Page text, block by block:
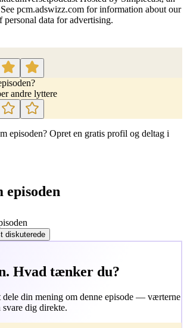
pcm.adswizz.com for information about our
personal data for advertising.
andre lyttere
episoden? Opret en gratis profil og deltag i
episoden
diskuterede
Hvad tænker du?
din mening om denne episode — værterne
dig direkte.